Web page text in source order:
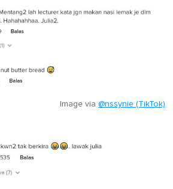
Image via @nssynie (TikTok)